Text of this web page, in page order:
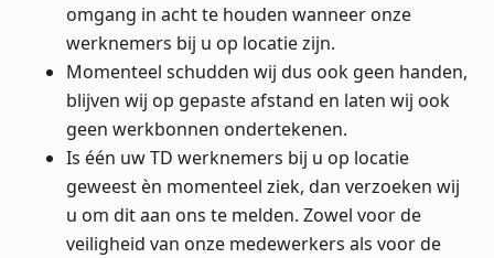
omgang in acht te houden wanneer onze
werknemers bij u op locatie zijn.
Momenteel schudden wij dus ook geen handen,
blijven wij op gepaste afstand en laten wij ook
geen werkbonnen ondertekenen.
Is één uw TD werknemers bij u op locatie
geweest èn momenteel ziek, dan verzoeken wij
u om dit aan ons te melden. Zowel voor de
veiligheid van onze medewerkers als voor de